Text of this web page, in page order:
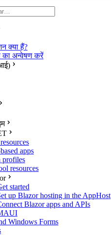
क्या हैं?
का अन्वेषण करें
apps
profiles
resources
started
up Blazor hosting in the AppHost
Blazor apps and APIs
Windows Forms